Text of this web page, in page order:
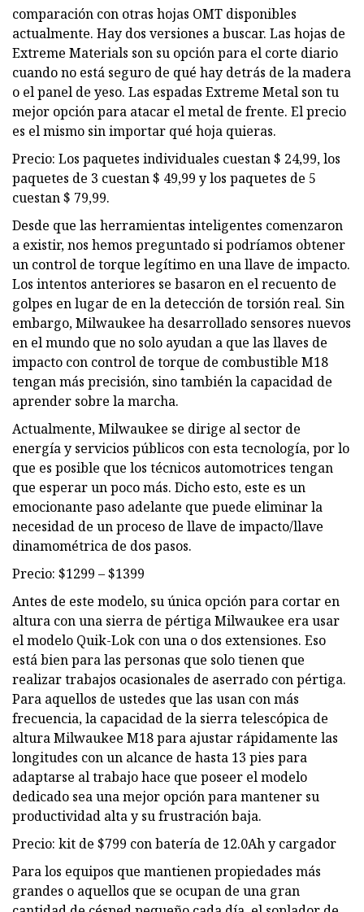
comparación con otras hojas OMT disponibles
actualmente. Hay dos versiones a buscar. Las hojas de
Extreme Materials son su opción para el corte diario
cuando no está seguro de qué hay detrás de la madera
o el panel de yeso. Las espadas Extreme Metal son tu
mejor opción para atacar el metal de frente. El precio
es el mismo sin importar qué hoja quieras.
Precio: Los paquetes individuales cuestan $ 24,99, los
paquetes de 3 cuestan $ 49,99 y los paquetes de 5
cuestan $ 79,99.
Desde que las herramientas inteligentes comenzaron
a existir, nos hemos preguntado si podríamos obtener
un control de torque legítimo en una llave de impacto.
Los intentos anteriores se basaron en el recuento de
golpes en lugar de en la detección de torsión real. Sin
embargo, Milwaukee ha desarrollado sensores nuevos
en el mundo que no solo ayudan a que las llaves de
impacto con control de torque de combustible M18
tengan más precisión, sino también la capacidad de
aprender sobre la marcha.
Actualmente, Milwaukee se dirige al sector de
energía y servicios públicos con esta tecnología, por lo
que es posible que los técnicos automotrices tengan
que esperar un poco más. Dicho esto, este es un
emocionante paso adelante que puede eliminar la
necesidad de un proceso de llave de impacto/llave
dinamométrica de dos pasos.
Precio: $1299 – $1399
Antes de este modelo, su única opción para cortar en
altura con una sierra de pértiga Milwaukee era usar
el modelo Quik-Lok con una o dos extensiones. Eso
está bien para las personas que solo tienen que
realizar trabajos ocasionales de aserrado con pértiga.
Para aquellos de ustedes que las usan con más
frecuencia, la capacidad de la sierra telescópica de
altura Milwaukee M18 para ajustar rápidamente las
longitudes con un alcance de hasta 13 pies para
adaptarse al trabajo hace que poseer el modelo
dedicado sea una mejor opción para mantener su
productividad alta y su frustración baja.
Precio: kit de $799 con batería de 12.0Ah y cargador
Para los equipos que mantienen propiedades más
grandes o aquellos que se ocupan de una gran